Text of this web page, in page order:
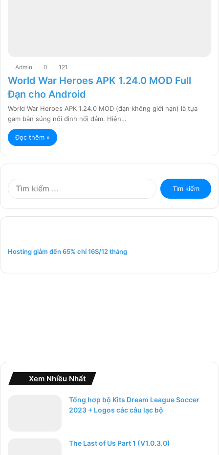
Admin 0 121
World War Heroes APK 1.24.0 MOD Full
Đạn cho Android
World War Heroes APK 1.24.0 MOD (đạn không giới hạn) là tựa
gam bắn súng nổi đình nổi đám. Hiện…
Đọc thêm »
o
Hosting giảm đến 65% chỉ 16$/12 tháng
Xem Nhiều Nhất
Tổng hợp bộ Kits Dream League Soccer
2023 + Logos các câu lạc bộ
The Last of Us Part 1 (V1.0.3.0)